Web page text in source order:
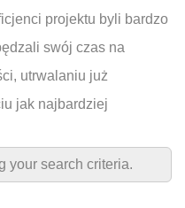
projektu byli bardzo
swój czas na
utrwalaniu już
jak najbardziej
your search criteria.